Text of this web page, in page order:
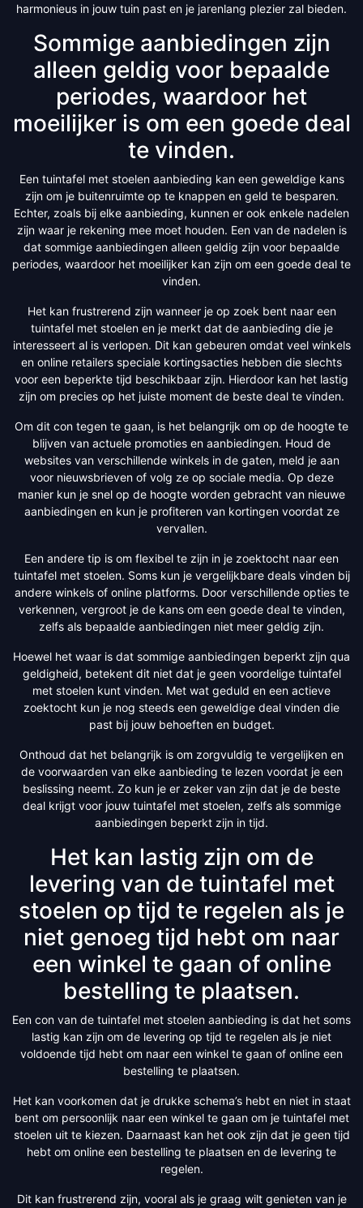
harmonieus in jouw tuin past en je jarenlang plezier zal bieden.
Sommige aanbiedingen zijn
alleen geldig voor bepaalde
periodes, waardoor het
moeilijker is om een goede deal
te vinden.
Een tuintafel met stoelen aanbieding kan een geweldige kans
zijn om je buitenruimte op te knappen en geld te besparen.
Echter, zoals bij elke aanbieding, kunnen er ook enkele nadelen
zijn waar je rekening mee moet houden. Een van de nadelen is
dat sommige aanbiedingen alleen geldig zijn voor bepaalde
periodes, waardoor het moeilijker kan zijn om een goede deal te
vinden.
Het kan frustrerend zijn wanneer je op zoek bent naar een
tuintafel met stoelen en je merkt dat de aanbieding die je
interesseert al is verlopen. Dit kan gebeuren omdat veel winkels
en online retailers speciale kortingsacties hebben die slechts
voor een beperkte tijd beschikbaar zijn. Hierdoor kan het lastig
zijn om precies op het juiste moment de beste deal te vinden.
Om dit con tegen te gaan, is het belangrijk om op de hoogte te
blijven van actuele promoties en aanbiedingen. Houd de
websites van verschillende winkels in de gaten, meld je aan
voor nieuwsbrieven of volg ze op sociale media. Op deze
manier kun je snel op de hoogte worden gebracht van nieuwe
aanbiedingen en kun je profiteren van kortingen voordat ze
vervallen.
Een andere tip is om flexibel te zijn in je zoektocht naar een
tuintafel met stoelen. Soms kun je vergelijkbare deals vinden bij
andere winkels of online platforms. Door verschillende opties te
verkennen, vergroot je de kans om een goede deal te vinden,
zelfs als bepaalde aanbiedingen niet meer geldig zijn.
Hoewel het waar is dat sommige aanbiedingen beperkt zijn qua
geldigheid, betekent dit niet dat je geen voordelige tuintafel
met stoelen kunt vinden. Met wat geduld en een actieve
zoektocht kun je nog steeds een geweldige deal vinden die
past bij jouw behoeften en budget.
Onthoud dat het belangrijk is om zorgvuldig te vergelijken en
de voorwaarden van elke aanbieding te lezen voordat je een
beslissing neemt. Zo kun je er zeker van zijn dat je de beste
deal krijgt voor jouw tuintafel met stoelen, zelfs als sommige
aanbiedingen beperkt zijn in tijd.
Het kan lastig zijn om de
levering van de tuintafel met
stoelen op tijd te regelen als je
niet genoeg tijd hebt om naar
een winkel te gaan of online
bestelling te plaatsen.
Een con van de tuintafel met stoelen aanbieding is dat het soms
lastig kan zijn om de levering op tijd te regelen als je niet
voldoende tijd hebt om naar een winkel te gaan of online een
bestelling te plaatsen.
Het kan voorkomen dat je drukke schema’s hebt en niet in staat
bent om persoonlijk naar een winkel te gaan om je tuintafel met
stoelen uit te kiezen. Daarnaast kan het ook zijn dat je geen tijd
hebt om online een bestelling te plaatsen en de levering te
regelen.
Dit kan frustrerend zijn, vooral als je graag wilt genieten van je